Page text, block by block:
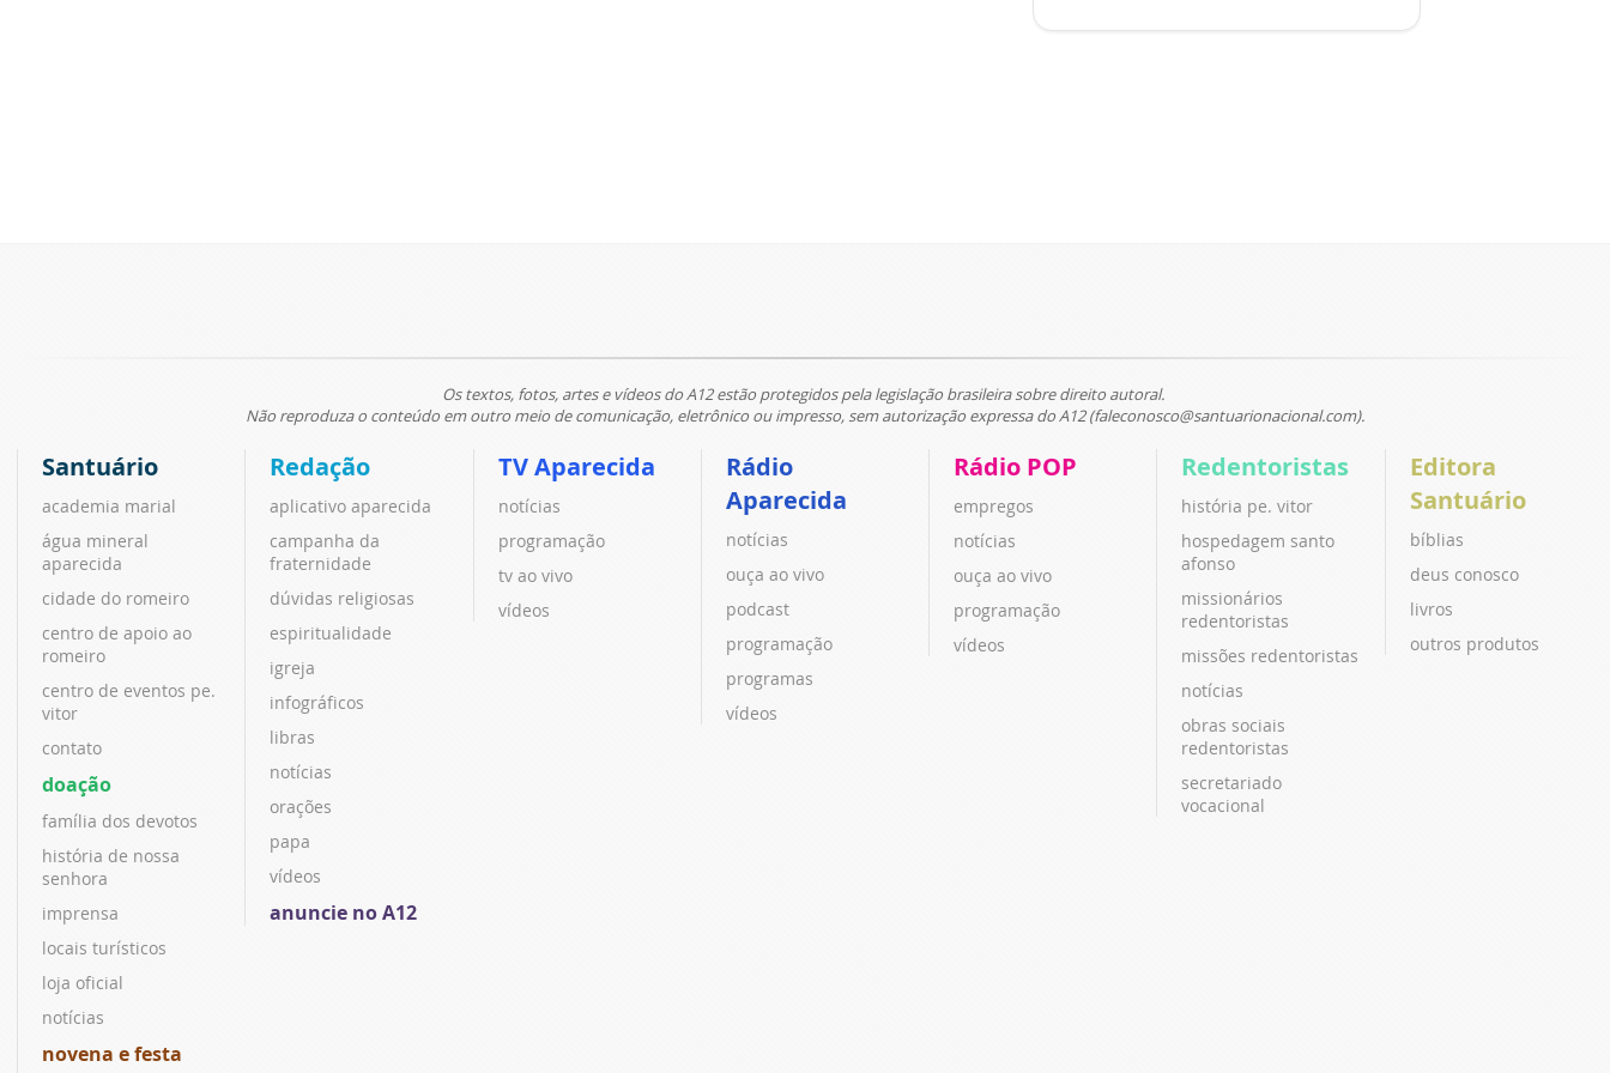
Os textos, fotos, artes e vídeos do A12 estão protegidos pela legislação brasileira sobre direito autoral.
Não reproduza o conteúdo em outro meio de comunicação, eletrônico ou impresso, sem autorização expressa do A12 (faleconosco@santuarionacional.com).
Santuário
academia marial
água mineral
aparecida
cidade do romeiro
centro de apoio ao
romeiro
centro de eventos pe.
vitor
contato
doação
família dos devotos
história de nossa
senhora
imprensa
locais turísticos
loja oficial
notícias
novena e festa
Redação
aplicativo aparecida
campanha da
fraternidade
dúvidas religiosas
espiritualidade
igreja
infográficos
libras
notícias
orações
papa
vídeos
anuncie no A12
TV Aparecida
notícias
programação
tv ao vivo
vídeos
Rádio
Aparecida
notícias
ouça ao vivo
podcast
programação
programas
vídeos
Rádio POP
empregos
notícias
ouça ao vivo
programação
vídeos
Redentoristas
história pe. vitor
hospedagem santo
afonso
missionários
redentoristas
missões redentoristas
notícias
obras sociais
redentoristas
secretariado
vocacional
Editora
Santuário
bíblias
deus conosco
livros
outros produtos